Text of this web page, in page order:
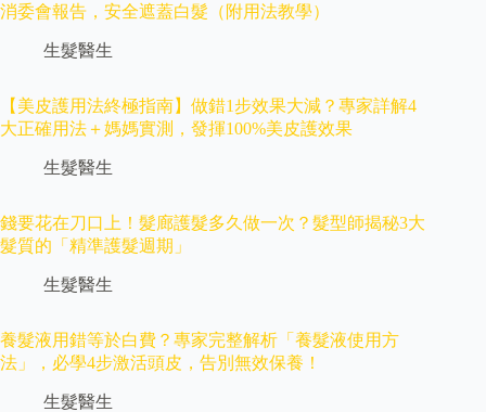
消委會報告，安全遮蓋白髮（附用法教學）
生髮醫生
【美皮護用法終極指南】做錯1步效果大減？專家詳解4
大正確用法＋媽媽實測，發揮100%美皮護效果
生髮醫生
錢要花在刀口上！髮廊護髮多久做一次？髮型師揭秘3大
髮質的「精準護髮週期」
生髮醫生
養髮液用錯等於白費？專家完整解析「養髮液使用方
法」，必學4步激活頭皮，告別無效保養！
生髮醫生